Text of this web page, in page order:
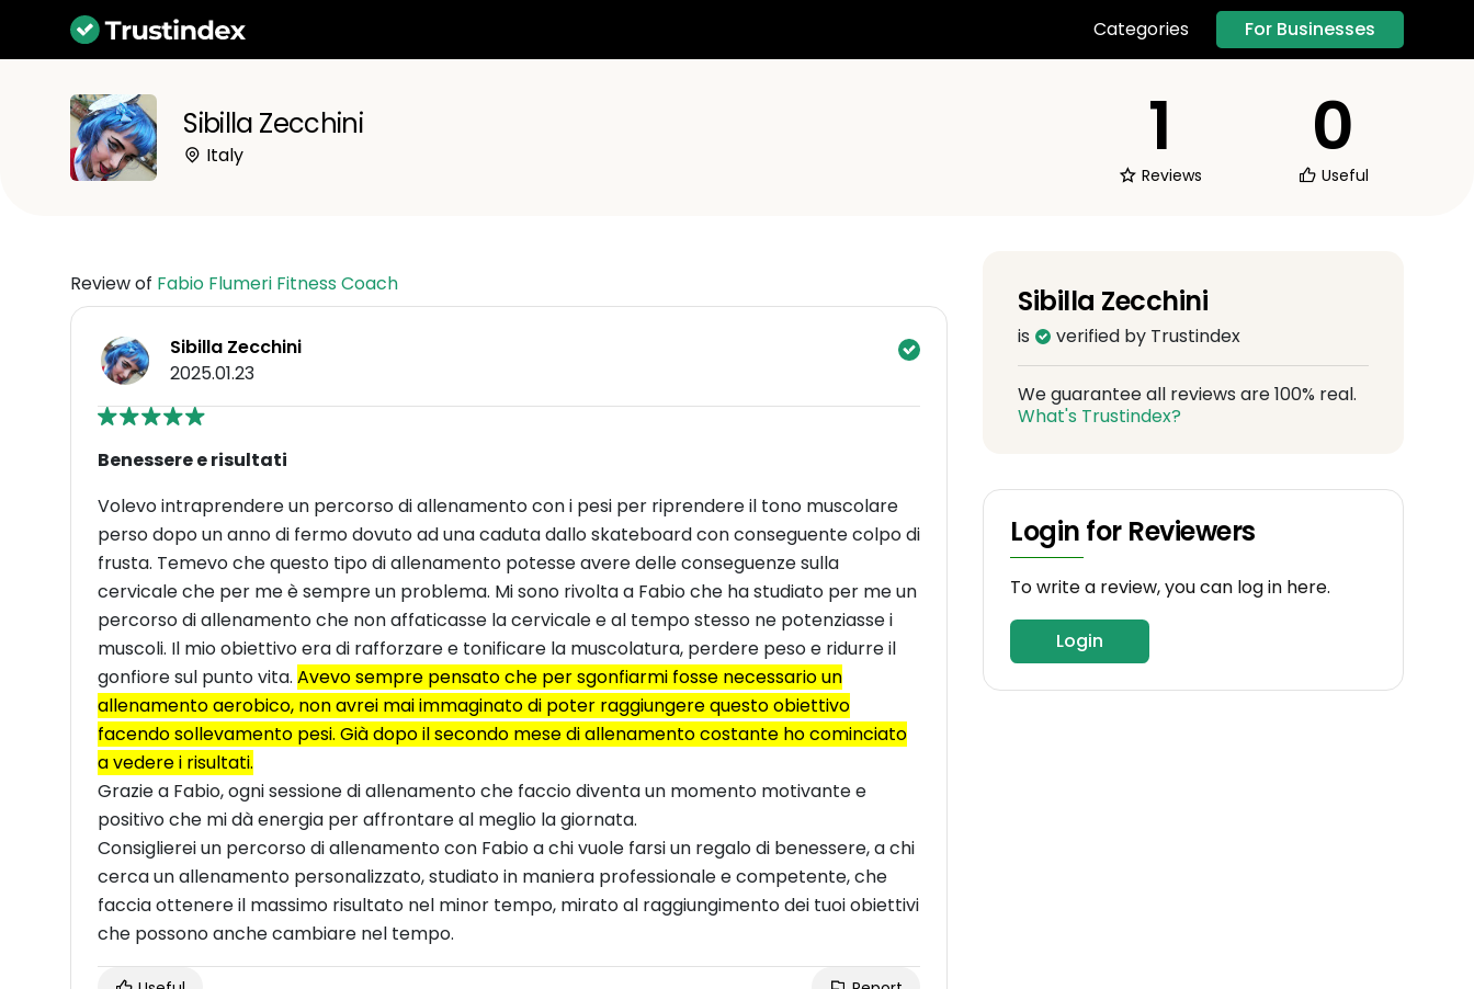
Categories For Businesses
Sibilla Zecchini
Italy 1
Reviews
0
Useful
Review of Fabio Flumeri Fitness Coach
Sibilla Zecchini
2025.01.23
Benessere e risultati
Volevo intraprendere un percorso di allenamento con i pesi per riprendere il tono muscolare
perso dopo un anno di fermo dovuto ad una caduta dallo skateboard con conseguente colpo di
frusta. Temevo che questo tipo di allenamento potesse avere delle conseguenze sulla
cervicale che per me è sempre un problema. Mi sono rivolta a Fabio che ha studiato per me un
percorso di allenamento che non affaticasse la cervicale e al tempo stesso ne potenziasse i
muscoli. Il mio obiettivo era di rafforzare e tonificare la muscolatura, perdere peso e ridurre il
gonfiore sul punto vita. Avevo sempre pensato che per sgonfiarmi fosse necessario un
allenamento aerobico, non avrei mai immaginato di poter raggiungere questo obiettivo
facendo sollevamento pesi. Già dopo il secondo mese di allenamento costante ho cominciato
a vedere i risultati.
Grazie a Fabio, ogni sessione di allenamento che faccio diventa un momento motivante e
positivo che mi dà energia per affrontare al meglio la giornata.
Consiglierei un percorso di allenamento con Fabio a chi vuole farsi un regalo di benessere, a chi
cerca un allenamento personalizzato, studiato in maniera professionale e competente, che
faccia ottenere il massimo risultato nel minor tempo, mirato al raggiungimento dei tuoi obiettivi
che possono anche cambiare nel tempo.
Sibilla Zecchini
is verified by Trustindex
We guarantee all reviews are 100% real.
What's Trustindex?
Login for Reviewers
To write a review, you can log in here.
Login